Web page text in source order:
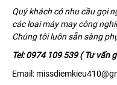
Quý khách có nhu cầu gọi
các loại máy may công
Chúng tôi luôn sẵn sàng
Tel: 0974 109 539 ( Tư vấn
Email: